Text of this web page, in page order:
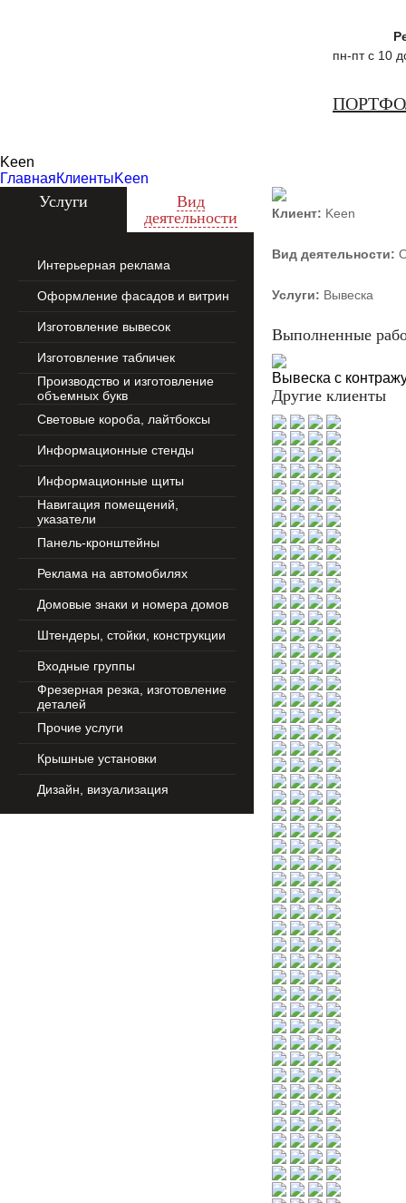
наружная
реклама
пн-пт с 10
Keen
ГлавнаяКлиентыKeen
Услуги
Вид
деятельности
Интерьерная реклама
Оформление фасадов и витрин
Изготовление вывесок
Изготовление табличек
Производство и изготовление
объемных букв
Световые короба, лайтбоксы
Информационные стенды
Информационные щиты
Навигация помещений,
указатели
Панель-кронштейны
Реклама на автомобилях
Домовые знаки и номера домов
Штендеры, стойки, конструкции
Входные группы
Фрезерная резка, изготовление
деталей
Прочие услуги
Крышные установки
Дизайн, визуализация
Клиент: Keen
Вид деятельности:
Услуги: Вывеска
Выполненные
Вывеска с
Другие клиенты